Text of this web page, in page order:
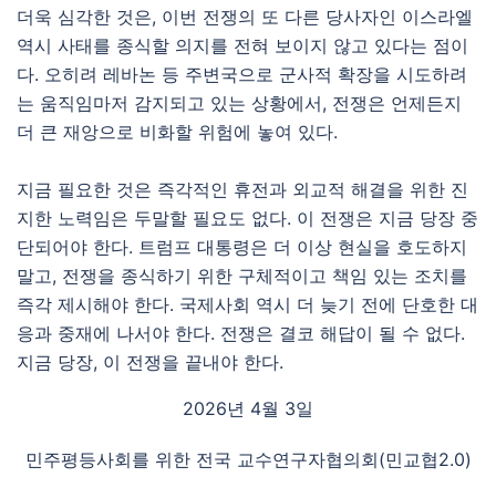
더욱 심각한 것은, 이번 전쟁의 또 다른 당사자인 이스라엘
역시 사태를 종식할 의지를 전혀 보이지 않고 있다는 점이
다. 오히려 레바논 등 주변국으로 군사적 확장을 시도하려
는 움직임마저 감지되고 있는 상황에서, 전쟁은 언제든지
더 큰 재앙으로 비화할 위험에 놓여 있다.
지금 필요한 것은 즉각적인 휴전과 외교적 해결을 위한 진
지한 노력임은 두말할 필요도 없다. 이 전쟁은 지금 당장 중
단되어야 한다. 트럼프 대통령은 더 이상 현실을 호도하지
말고, 전쟁을 종식하기 위한 구체적이고 책임 있는 조치를
즉각 제시해야 한다. 국제사회 역시 더 늦기 전에 단호한 대
응과 중재에 나서야 한다. 전쟁은 결코 해답이 될 수 없다.
지금 당장, 이 전쟁을 끝내야 한다.
2026년 4월 3일
민주평등사회를 위한 전국 교수연구자협의회(민교협2.0)